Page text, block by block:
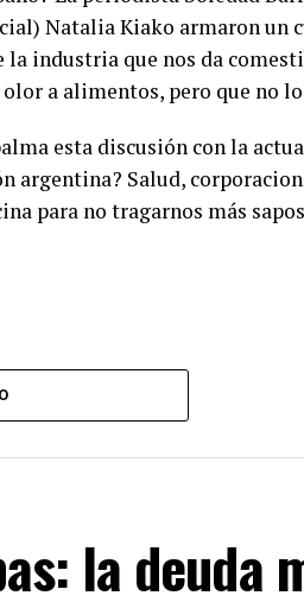
Natalia Kiako armaron un
industria que nos da
a alimentos, pero que no
esta discusión con la
argentina? Salud,
para no tragarnos más
la deuda